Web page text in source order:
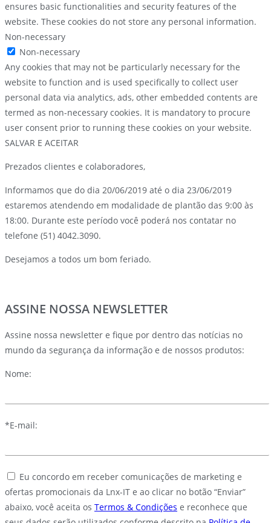
ensures basic functionalities and security features of the
website. These cookies do not store any personal information.
Non-necessary
Non-necessary
Any cookies that may not be particularly necessary for the
website to function and is used specifically to collect user
personal data via analytics, ads, other embedded contents are
termed as non-necessary cookies. It is mandatory to procure
user consent prior to running these cookies on your website.
SALVAR E ACEITAR
Prezados clientes e colaboradores,
Informamos que do dia 20/06/2019 até o dia 23/06/2019
estaremos atendendo em modalidade de plantão das 9:00 às
18:00. Durante este período você poderá nos contatar no
telefone (51) 4042.3090.
Desejamos a todos um bom feriado.
ASSINE NOSSA NEWSLETTER
Assine nossa newsletter e fique por dentro das notícias no
mundo da segurança da informação e de nossos produtos:
Nome:
*E-mail:
Eu concordo em receber comunicações de marketing e
ofertas promocionais da Lnx-IT e ao clicar no botão “Enviar”
abaixo, você aceita os Termos & Condições e reconhece que